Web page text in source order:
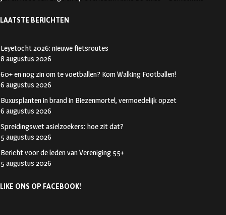
LAATSTE BERICHTEN
Leyetocht 2026: nieuwe fietsroutes
8 augustus 2026
60+ en nog zin om te voetballen? Kom Walking Footballen!
6 augustus 2026
Buxusplanten in brand in Biezenmortel, vermoedelijk opzet
6 augustus 2026
Spreidingswet asielzoekers: hoe zit dat?
5 augustus 2026
Bericht voor de leden van Vereniging 55+
5 augustus 2026
LIKE ONS OP FACEBOOK!